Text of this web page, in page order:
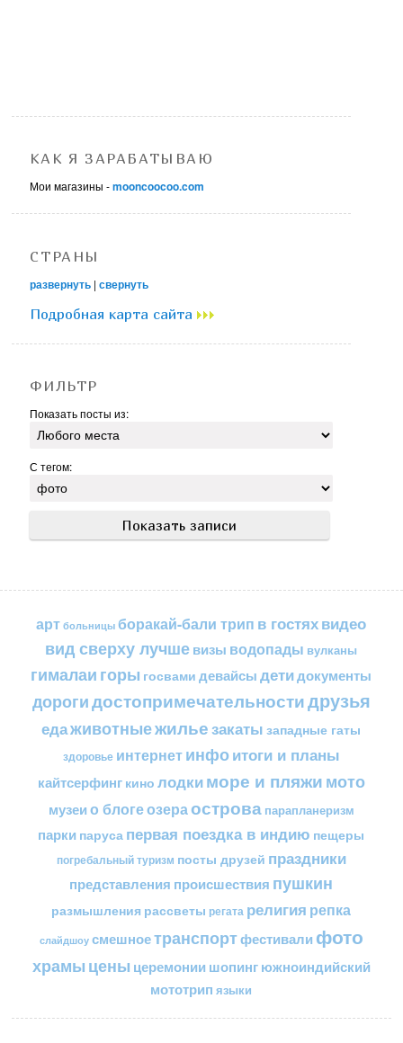
КАК Я ЗАРАБАТЫВАЮ
Мои магазины -mooncoocoo.com
СТРАНЫ
развернуть |свернуть
Подробная карта сайта
ФИЛЬТР
Показать посты из:
С тегом:
арт больницы боракай-бали трип в гостяхвидео
вид сверху лучшевизы водопады вулканы
гималаи горы госвами девайсы детидокументы
дорогидостопримечательностидрузья
едаживотныежильезакаты западные гаты
здоровье интернетинфоитоги и планы
кайтсерфинг кино лодкиморе и пляжимото
музеи о блогеозераострова парапланеризм
парки паруса первая поездка в индию пещеры
погребальный туризм посты друзей праздники
представления происшествия пушкин
размышления рассветы регата религия репка
слайдшоу смешноетранспортфестивали фото
храмы цены церемонии шопингюжноиндийский
мототрип языки